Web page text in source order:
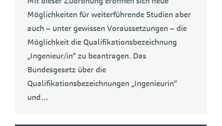
Möglichkeiten für weiterführende Studien aber
auch – unter gewissen Voraussetzungen – die
Möglichkeit die Qualifikationsbezeichnung
„Ingenieur/in“ zu beantragen. Das
Bundesgesetz über die
Qualifikationsbezeichnungen „Ingenieurin“
und…